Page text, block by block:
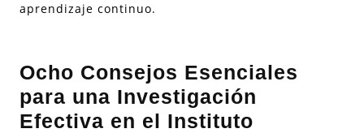
aprendizaje continuo.
Ocho Consejos Esenciales
para una Investigación
Efectiva en el Instituto